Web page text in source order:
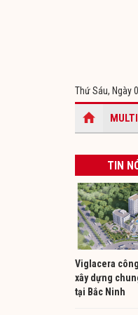
Thứ Sáu, Ngày
TIN
Viglacera
xây dựng
tại Bắc Ninh